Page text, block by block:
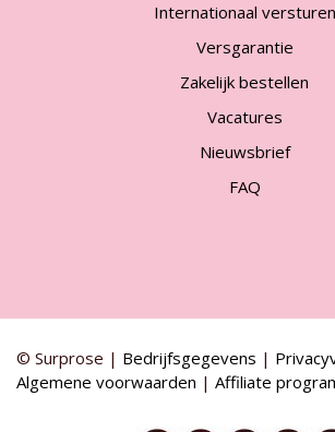
Internationaal versturen
Versgarantie
Zakelijk bestellen
Vacatures
Nieuwsbrief
FAQ
© Surprose | Bedrijfsgegevens |
Algemene voorwaarden | Affiliate